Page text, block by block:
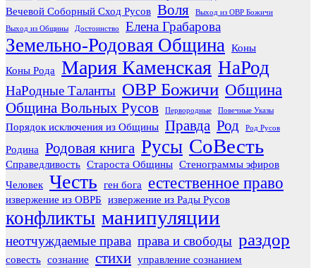
Вечевой Соборный Сход Русов Воля Выход из ОВР Божичи
Выход из Общины Достоинство Елена Грабарова
Земельно-Родовая Община Коны
Коны Рода Мария Каменская НаРод
НаРодные Таланты ОВР Божичи Община
Община Вольных Русов Первородные Повечные Указы
Порядок исключения из Общины Правда Род Род Русов
Родина Родовая книга Русы СоВесть
Справедливость Староста Общины Стенограммы эфиров
Человек Честь ген бога естественное право
извержение из ОВРБ извержение из Рады Русов
конфликты манипуляции
неотчуждаемые права права и свободы раздор
совесть сознание стихи управление сознанием